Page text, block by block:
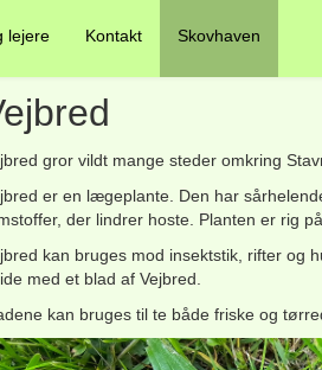
lejere Kontakt Skovhaven
gror vildt mange steder omkring
er en lægeplante. Den har
der lindrer hoste. Planten er rig
kan bruges mod insektstik, rifter
med et blad af Vejbred.
kan bruges til te både friske og